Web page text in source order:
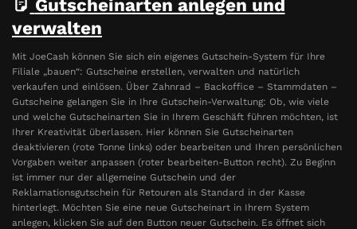
Gutscheinarten anlegen und
verwalten
Mit JoeCash können Sie sich ein eigenes Gutschein-System für Ihre
Filiale „bauen“: Gutscheine erstellen, verwalten und natürlich
verkaufen und einlösen. Über Zahnrad – Backoffice – Stammdaten –
Gutscheine gelangen Sie in Ihre Gutschein-Verwaltung: Ob, wie viele
und welche Gutscheinarten Sie in Ihrem Geschäft führen möchten, ist
Ihrer Kreativität überlassen. Hier können Sie Gutscheinarten
deaktivieren (rote Tonne links) oder bearbeiten und Ihren persönlichen
Vorgaben weiter anpassen (roter bearbeiten-Button recht). Zu Beginn
ist immer nur der allgemeine Gutschein und der
Reklamationsgutschein für Retouren als Standard in der Kasse
hinterlegt. Möchten Sie eine neue Gutscheinart in Ihrem System
anlegen, klicken Sie auf den Button neuer Gutschein. Es öffnet sich